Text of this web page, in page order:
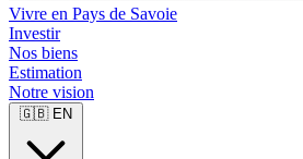
Vivre en Pays de Savoie
Investir
Nos biens
Estimation
Notre vision
🇬🇧 EN